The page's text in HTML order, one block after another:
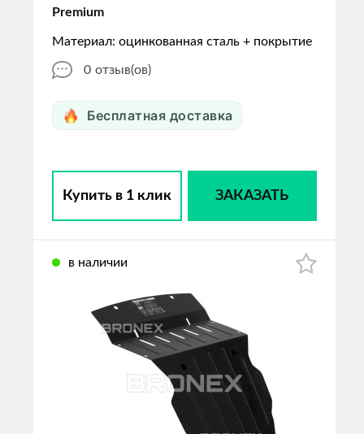
Premium
Материал: оцинкованная сталь + покрытие
0 отзыв(ов)
Бесплатная доставка
Купить в 1 клик ЗАКАЗАТЬ
в наличии